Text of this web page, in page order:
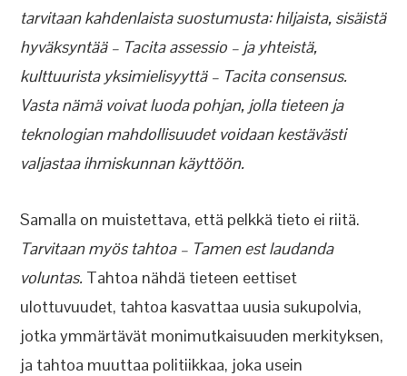
tarvitaan kahdenlaista suostumusta: hiljaista, sisäistä
hyväksyntää – Tacita assessio – ja yhteistä,
kulttuurista yksimielisyyttä – Tacita consensus.
Vasta nämä voivat luoda pohjan, jolla tieteen ja
teknologian mahdollisuudet voidaan kestävästi
valjastaa ihmiskunnan käyttöön.
Samalla on muistettava, että pelkkä tieto ei riitä.
Tarvitaan myös tahtoa – Tamen est laudanda
voluntas. Tahtoa nähdä tieteen eettiset
ulottuvuudet, tahtoa kasvattaa uusia sukupolvia,
jotka ymmärtävät monimutkaisuuden merkityksen,
ja tahtoa muuttaa politiikkaa, joka usein